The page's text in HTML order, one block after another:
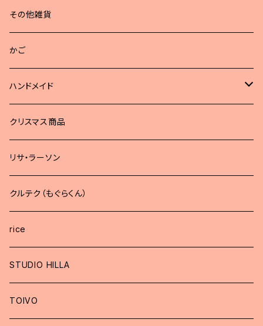
その他雑貨
かご
ハンドメイド
どうぶつブローチ
クリスマス商品
リサ・ラーソン
クルテク（もぐらくん）
rice
STUDIO HILLA
TOIVO